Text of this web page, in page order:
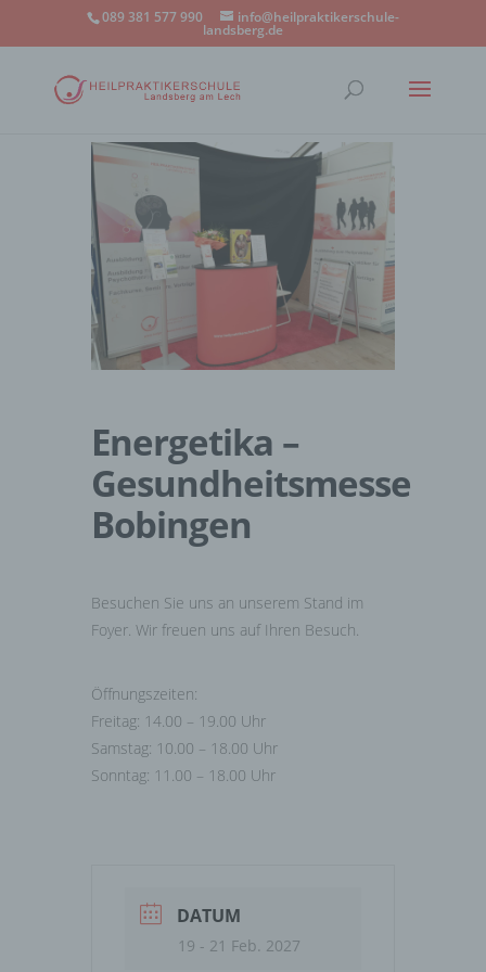
089 381 577 990 info@heilpraktikerschule-
landsberg.de
Energetika –
Gesundheitsmesse
Bobingen
Besuchen Sie uns an unserem Stand im
Foyer. Wir freuen uns auf Ihren Besuch.
Öffnungszeiten:
Freitag: 14.00 – 19.00 Uhr
Samstag: 10.00 – 18.00 Uhr
Sonntag: 11.00 – 18.00 Uhr
DATUM
19 - 21 Feb. 2027